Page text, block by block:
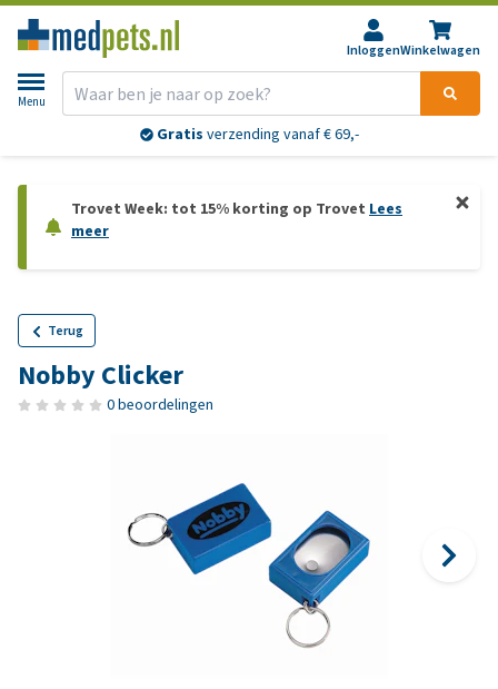
InloggenWinkelwagen
Menu
Gratis verzending vanaf € 69,-
Trovet Week: tot 15% korting op Trovet Lees
meer
Terug
Nobby Clicker
0 beoordelingen